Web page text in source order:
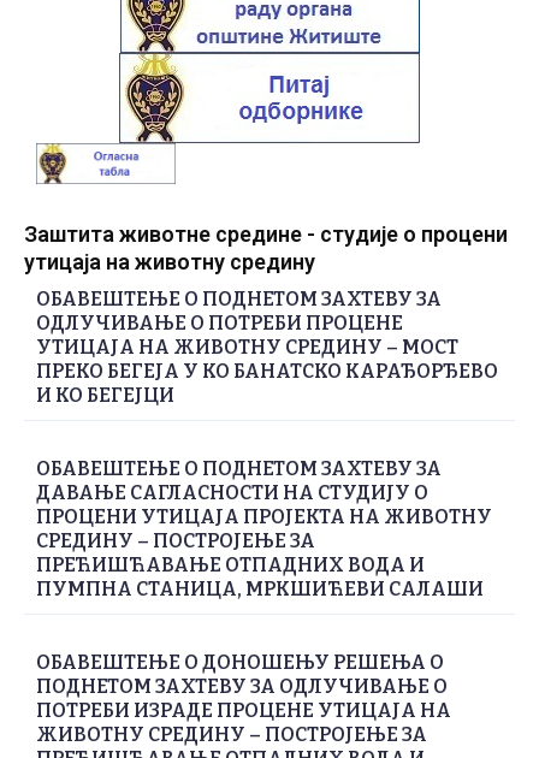
Заштита животне средине - студије о процени
утицаја на животну средину
ОБАВЕШТЕЊЕ О ПОДНЕТОМ ЗАХТЕВУ ЗА
ОДЛУЧИВАЊЕ О ПОТРЕБИ ПРОЦЕНЕ
УТИЦАЈА НА ЖИВОТНУ СРЕДИНУ – МОСТ
ПРЕКО БЕГЕЈА У КО БАНАТСКО КАРАЂОРЂЕВО
И КО БЕГЕЈЦИ
ОБАВЕШТЕЊЕ О ПОДНЕТОМ ЗАХТЕВУ ЗА
ДАВАЊЕ САГЛАСНОСТИ НА СТУДИЈУ О
ПРОЦЕНИ УТИЦАЈА ПРОЈЕКТА НА ЖИВОТНУ
СРЕДИНУ – ПОСТРОЈЕЊЕ ЗА
ПРЕЋИШЋАВАЊЕ ОТПАДНИХ ВОДА И
ПУМПНА СТАНИЦА, МРКШИЋЕВИ САЛАШИ
ОБАВЕШТЕЊЕ О ДОНОШЕЊУ РЕШЕЊА О
ПОДНЕТОМ ЗАХТЕВУ ЗА ОДЛУЧИВАЊЕ О
ПОТРЕБИ ИЗРАДЕ ПРОЦЕНЕ УТИЦАЈА НА
ЖИВОТНУ СРЕДИНУ – ПОСТРОЈЕЊЕ ЗА